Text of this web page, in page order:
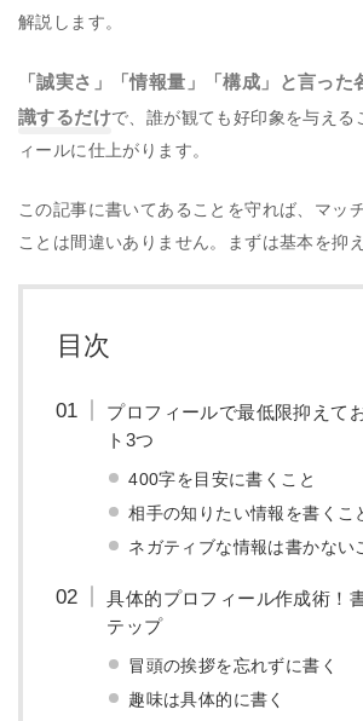
解説します。
「誠実さ」「情報量」「構成」と言っ
識するだけで、誰が観ても好印象を与える
ィールに仕上がります。
この記事に書いてあることを守れば、マッ
ことは間違いありません。まずは基本を抑
目次
プロフィールで最低限抑えて
ト3つ
400字を目安に書くこと
相手の知りたい情報を書くこ
ネガティブな情報は書かない
具体的プロフィール作成術！
テップ
冒頭の挨拶を忘れずに書く
趣味は具体的に書く